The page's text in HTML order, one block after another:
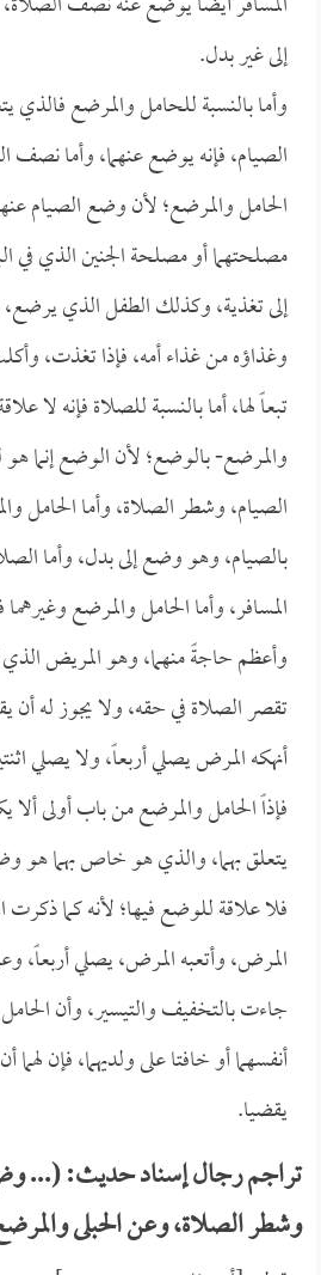
إلى غير بدل.
وأما بالنسبة للحامل والمرضع فالذي
الصيام، فإنه يوضع عنهما، وأما
الحامل والمرضع؛ لأن وضع الصيام
مصلحتهما أو مصلحة الجنين الذي في
إلى تغذية، وكذلك الطفل الذي
وغذاؤه من غذاء أمه، فإذا تغذت،
تبعاً لها، أما بالنسبة للصلاة فإنه لا
والمرضع- بالوضع؛ لأن الوضع إنما
الصيام، وشطر الصلاة، وأما
بالصيام، وهو وضع إلى بدل، وأما
المسافر، وأما الحامل والمرضع
وأعظم حاجةً منهما، وهو المريض الذي
تقصر الصلاة في حقه، ولا يجوز له أن
أنهكه المرض يصلي أربعاً، ولا يصلي
فإذاً الحامل والمرضع من باب أولى
يتعلق بهما، والذي هو خاص بهما هو
فلا علاقة للوضع فيها؛ لأنه كما
المرض، وأتعبه المرض، يصلي أربعاً،
جاءت بالتخفيف والتيسير، وأن
أنفسهما أو خافتا على ولديهما، فإن
يقضيا.
تراجم رجال إسناد حديث: (...
وشطر الصلاة، وعن الحبلى